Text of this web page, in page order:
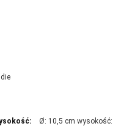
Ø: 10,5 cm wysokość: